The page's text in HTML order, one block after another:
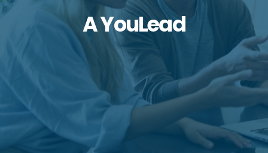
Serviços
HubSpot
Recursos
Contactos
A YouLead